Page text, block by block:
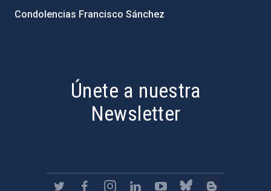
Condolencias Francisco Sánchez
Únete a nuestra
Newsletter